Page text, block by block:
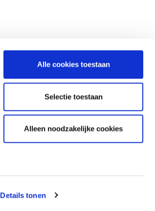
Details tonen
Alle cookies toestaan
Selectie toestaan
Alleen noodzakelijke cookies
Blue Lagoon
E.info@vgebv.nl